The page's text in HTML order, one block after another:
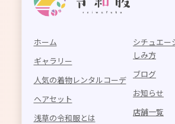
ホーム
ギャラリー
人気の着物レンタルコーデ
ヘアセット
浅草の令和服とは
シチュエー
しみ方
ブログ
お知らせ
店舗一覧